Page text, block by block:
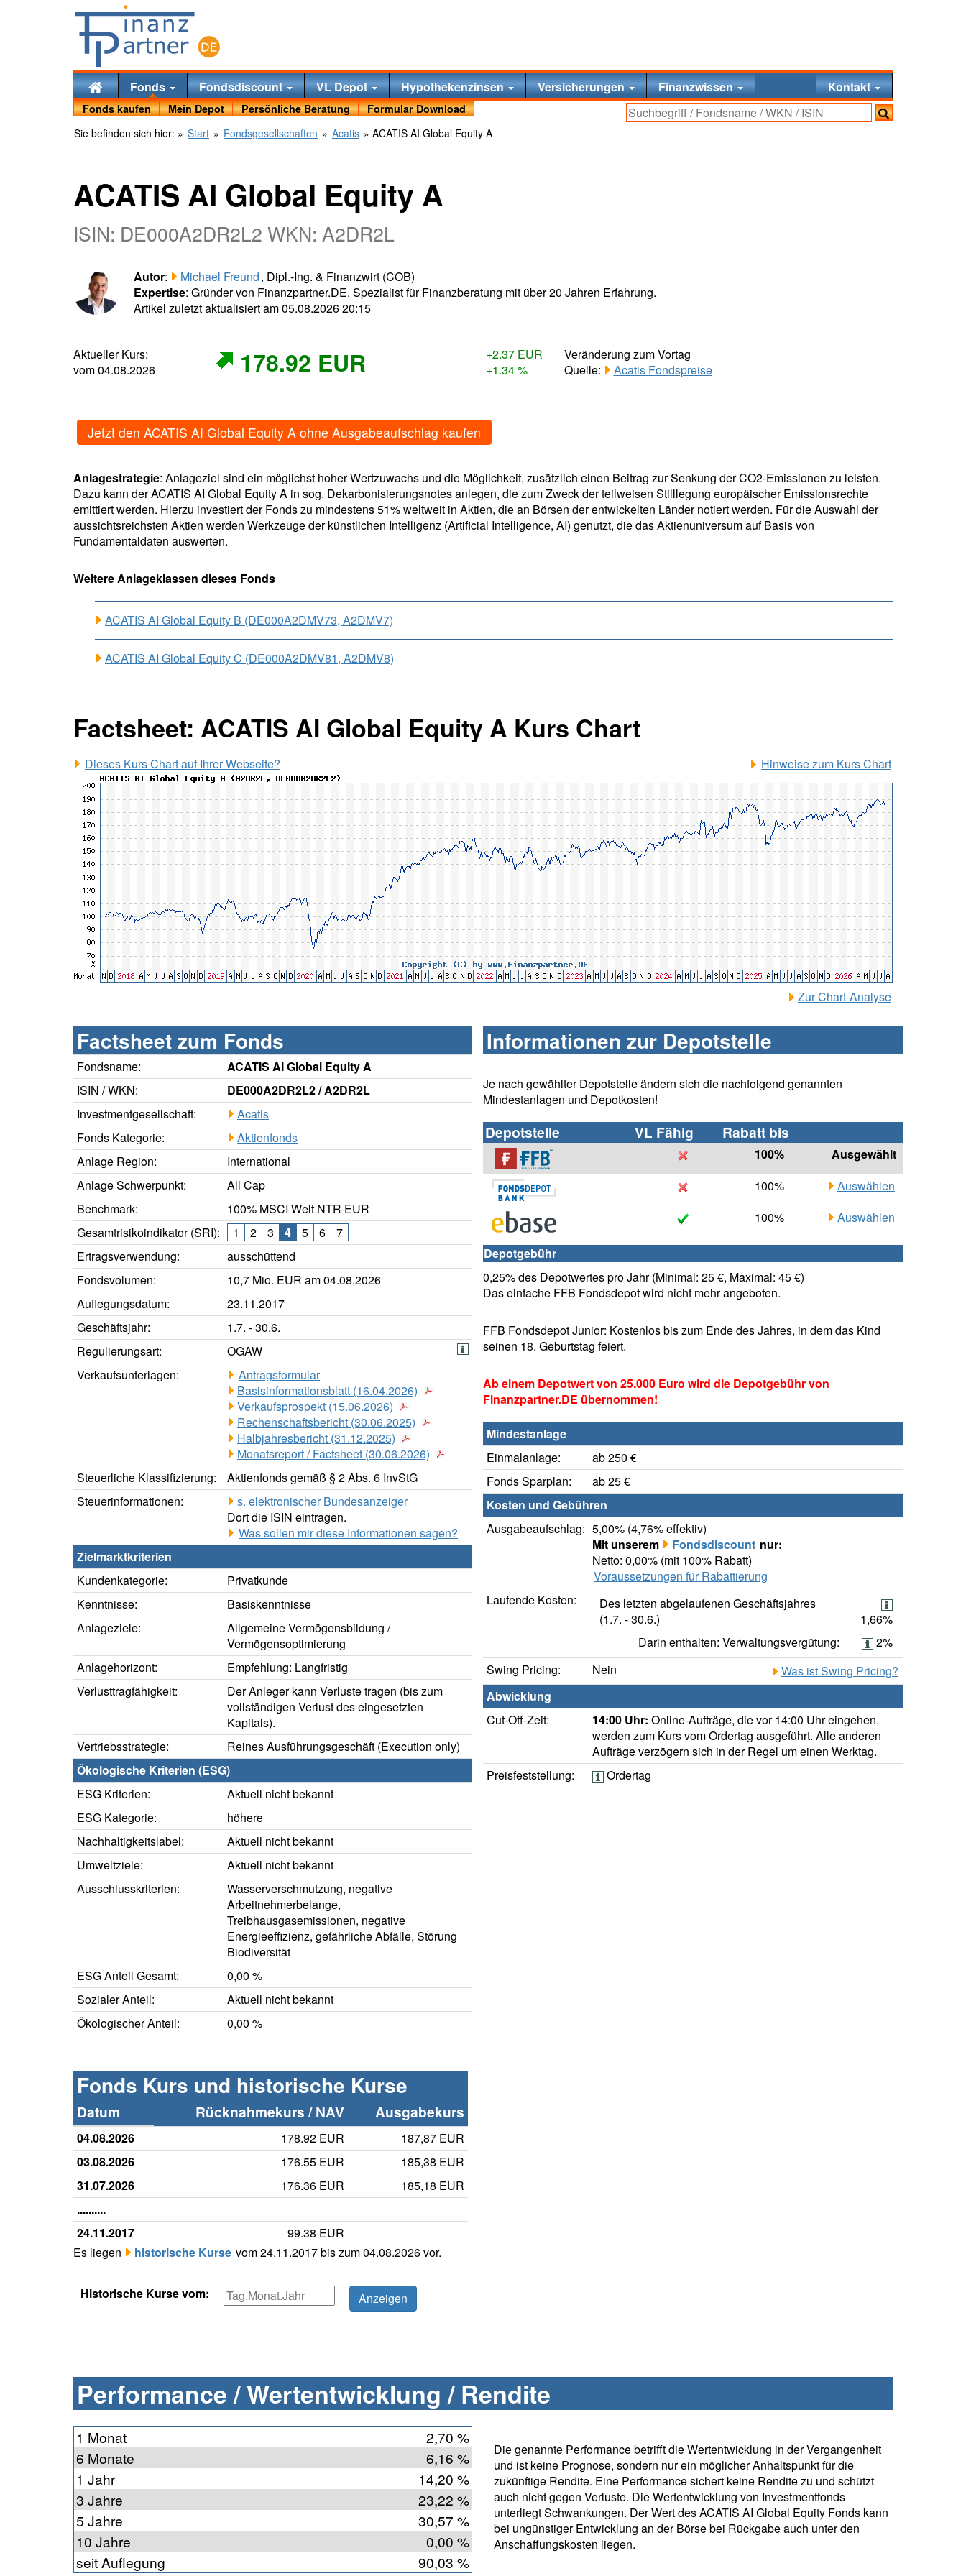
Fonds Fondsdiscount VL Depot Hypothekenzinsen Versicherungen Finanzwissen Kontakt
Fonds kaufen Mein Depot Persönliche Beratung
Formular Download
Sie befinden sich hier: » Start » Fondsgesellschaften » Acatis » ACATIS AI Global Equity A
ACATIS AI Global Equity A
ISIN: DE000A2DR2L2 WKN: A2DR2L
Autor: Michael Freund, Dipl.-Ing. & Finanzwirt (COB)
Expertise: Gründer von Finanzpartner.DE, Spezialist für Finanzberatung mit über 20 Jahren Erfahrung.
Artikel zuletzt aktualisiert am 05.08.2026 20:15
Aktueller Kurs:
vom 04.08.2026
178.92 EUR
+2.37 EUR
+1.34 %
Veränderung zum Vortag
Quelle:
Acatis Fondspreise
Jetzt den ACATIS AI Global Equity A ohne Ausgabeaufschlag kaufen
Anlagestrategie: Anlageziel sind ein möglichst hoher Wertzuwachs und die Möglichkeit, zusätzlich einen Beitrag zur Senkung der CO2-Emissionen zu leisten.
Dazu kann der ACATIS AI Global Equity A in sog. Dekarbonisierungsnotes anlegen, die zum Zweck der teilweisen Stilllegung europäischer Emissionsrechte
emittiert werden. Hierzu investiert der Fonds zu mindestens 51% weltweit in Aktien, die an Börsen der entwickelten Länder notiert werden. Für die Auswahl der
aussichtsreichsten Aktien werden Werkzeuge der künstlichen Intelligenz (Artificial Intelligence, AI) genutzt, die das Aktienuniversum auf Basis von
Fundamentaldaten auswerten.
Weitere Anlageklassen dieses Fonds
ACATIS AI Global Equity B (DE000A2DMV73, A2DMV7)
ACATIS AI Global Equity C (DE000A2DMV81, A2DMV8)
Factsheet: ACATIS AI Global Equity A Kurs Chart
Dieses Kurs Chart auf Ihrer Webseite? Hinweise zum Kurs Chart
Zur Chart-Analyse
Factsheet zum Fonds
Fondsname:
ACATIS AI Global Equity A
ISIN / WKN:
DE000A2DR2L2 / A2DR2L
Investmentgesellschaft:
Acatis
Fonds Kategorie:
Aktienfonds
Anlage Region:
International
Anlage Schwerpunkt:
All Cap
Benchmark:
100% MSCI Welt NTR EUR
Gesamtrisikoindikator (SRI):
1 2 3 4 5 6
7
Ertragsverwendung:
ausschüttend
Fondsvolumen:
10,7 Mio. EUR am 04.08.2026
Auflegungsdatum:
23.11.2017
Geschäftsjahr:
1.7. - 30.6.
Regulierungsart:
OGAW
Verkaufsunterlagen:
Antragsformular
Basisinformationsblatt (16.04.2026)
Verkaufsprospekt (15.06.2026)
Rechenschaftsbericht (30.06.2025)
Halbjahresbericht (31.12.2025)
Monatsreport / Factsheet (30.06.2026)
Steuerliche Klassifizierung:
Aktienfonds gemäß § 2 Abs. 6 InvStG
Steuerinformationen:
s. elektronischer Bundesanzeiger
Dort die ISIN eintragen.
Was sollen mir diese Informationen sagen?
Zielmarktkriterien
Kundenkategorie:
Privatkunde
Kenntnisse:
Basiskenntnisse
Anlageziele:
Allgemeine Vermögensbildung /
Vermögensoptimierung
Anlagehorizont:
Empfehlung: Langfristig
Verlusttragfähigkeit:
Der Anleger kann Verluste tragen (bis zum
vollständigen Verlust des eingesetzten
Kapitals).
Vertriebsstrategie:
Reines Ausführungsgeschäft (Execution only)
Ökologische Kriterien (ESG)
ESG Kriterien:
Aktuell nicht bekannt
ESG Kategorie:
höhere
Nachhaltigkeitslabel:
Aktuell nicht bekannt
Umweltziele:
Aktuell nicht bekannt
Ausschlusskriterien:
Wasserverschmutzung, negative
Arbeitnehmerbelange,
Treibhausgasemissionen, negative
Energieeffizienz, gefährliche Abfälle, Störung
Biodiversität
ESG Anteil Gesamt:
0,00 %
Sozialer Anteil:
Aktuell nicht bekannt
Ökologischer Anteil:
0,00 %
Fonds Kurs und historische Kurse
Datum Rücknahmekurs / NAV Ausgabekurs
04.08.2026 178.92 EUR
187,87 EUR
03.08.2026
176.55 EUR
185,38 EUR
31.07.2026
176.36 EUR
185,18 EUR
..........
24.11.2017
99.38 EUR
Es liegen
historische Kurse vom 24.11.2017 bis zum 04.08.2026 vor.
Historische Kurse vom:
Informationen zur Depotstelle
Je nach gewählter Depotstelle ändern sich die nachfolgend genannten
Mindestanlagen und Depotkosten!
Depotstelle VL Fähig Rabatt bis
100%
Ausgewählt
100%
Auswählen
100%
Auswählen
Depotgebühr
0,25% des Depotwertes pro Jahr (Minimal: 25 €, Maximal: 45 €)
Das einfache FFB Fondsdepot wird nicht mehr angeboten.
FFB Fondsdepot Junior: Kostenlos bis zum Ende des Jahres, in dem das Kind
seinen 18. Geburtstag feiert.
Ab einem Depotwert von 25.000 Euro wird die Depotgebühr von
Finanzpartner.DE übernommen!
Mindestanlage
Einmalanlage:
ab 250 €
Fonds Sparplan:
ab 25 €
Kosten und Gebühren
Ausgabeaufschlag: 5,00% (4,76% effektiv)
Mit unserem
Fondsdiscount nur:
Netto: 0,00% (mit 100% Rabatt)
Voraussetzungen für Rabattierung
Laufende Kosten:
Des letzten abgelaufenen Geschäftsjahres
(1.7. - 30.6.)
1,66%
Darin enthalten: Verwaltungsvergütung:
2%
Swing Pricing:
Nein
Was ist Swing Pricing?
Abwicklung
Cut-Off-Zeit:
14:00 Uhr: Online-Aufträge, die vor 14:00 Uhr eingehen,
werden zum Kurs vom Ordertag ausgeführt. Alle anderen
Aufträge verzögern sich in der Regel um einen Werktag.
Preisfeststellung:
Ordertag
Performance / Wertentwicklung / Rendite
1 Monat
2,70 %
6 Monate
6,16 %
1 Jahr
14,20 %
3 Jahre
23,22 %
5 Jahre
30,57 %
10 Jahre
0,00 %
seit Auflegung
90,03 %
Die genannte Performance betrifft die Wertentwicklung in der Vergangenheit
und ist keine Prognose, sondern nur ein möglicher Anhaltspunkt für die
zukünftige Rendite. Eine Performance sichert keine Rendite zu und schützt
auch nicht gegen Verluste. Die Wertentwicklung von Investmentfonds
unterliegt Schwankungen. Der Wert des ACATIS AI Global Equity Fonds kann
bei ungünstiger Entwicklung an der Börse bei Rückgabe auch unter den
Anschaffungskosten liegen.